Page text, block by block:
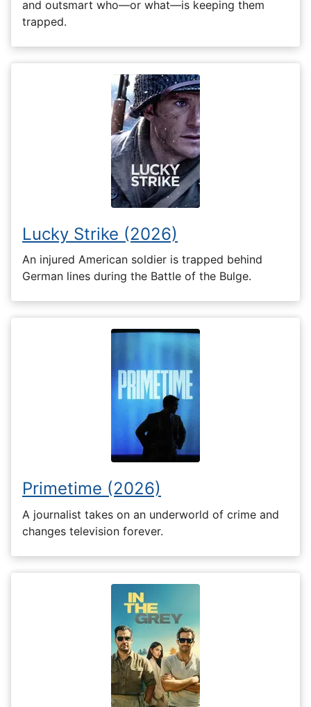
and outsmart who—or what—is keeping them
trapped.
Lucky Strike (2026)
An injured American soldier is trapped behind
German lines during the Battle of the Bulge.
Primetime (2026)
A journalist takes on an underworld of crime and
changes television forever.